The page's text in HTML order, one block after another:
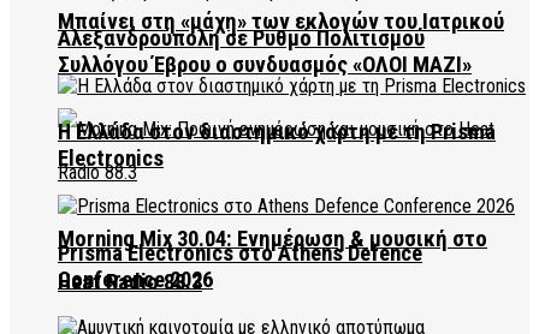
Μπαίνει στη «μάχη» των εκλογών του Ιατρικού
Συλλόγου Έβρου ο συνδυασμός «ΟΛΟΙ ΜΑΖΙ»
Morning Mix 30.04: Ενημέρωση & μουσική στο
Heat Radio 88.3
Αλεξανδρούπολη σε Ρυθμό Πολιτισμού
Η Ελλάδα στον διαστημικό χάρτη με τη Prisma
Electronics
Prisma Electronics στο Athens Defence
Conference 2026